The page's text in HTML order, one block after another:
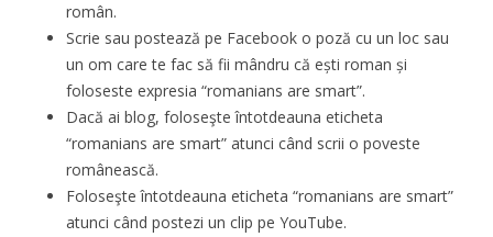
român.
Scrie sau postează pe Facebook o poză cu un loc sau
un om care te fac să fii mândru că ești roman și
foloseste expresia “romanians are smart”.
Dacă ai blog, foloseşte întotdeauna eticheta
“romanians are smart” atunci când scrii o poveste
românească.
Foloseşte întotdeauna eticheta “romanians are smart”
atunci când postezi un clip pe YouTube.